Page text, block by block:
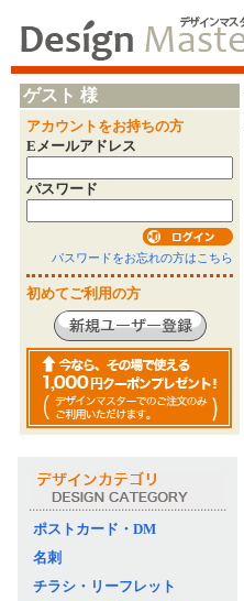
ゲスト 様
アカウントをお持ちの方
Eメールアドレス
パスワード
パスワードをお忘れの方はこちら
初めてご利用の方
ポストカード・DM
名刺
チラシ・リーフレット